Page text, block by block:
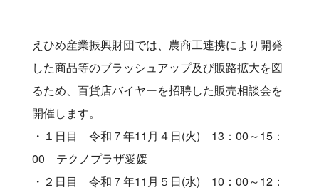
えひめ産業振興財団では、農商工連携により開発
した商品等のブラッシュアップ及び販路拡大を図
るため、百貨店バイヤーを招聘した販売相談会を
開催します。
・１日目 令和７年11月４日(火) 13：00～15：
00 テクノプラザ愛媛
・２日目 令和７年11月５日(水) 10：00～12：